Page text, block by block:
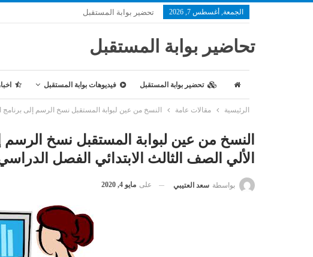
الجمعة, أغسطس 7, 2026 تحضير بوابة المستقبل
تحاضير بوابة المستقبل
تحضير بوابة المستقبل فيديوهات بوابة المستقبل
الرئيسية مقالات عامة النسخ من عين لبوابة المستقبل نسخ الرسم إلى برنامج
النسخ من عين لبوابة المستقبل نسخ الرسم
الألي الصف الثالث الابتدائي الفصل الدراسي
بواسطة سعد العتيبي على مايو 4, 2020